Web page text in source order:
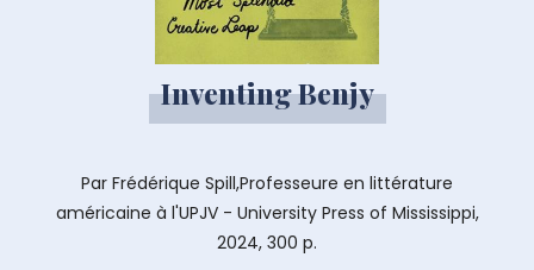
Inventing Benjy
Par Frédérique Spill,Professeure en littérature
américaine à l'UPJV - University Press of Mississippi,
2024, 300 p.